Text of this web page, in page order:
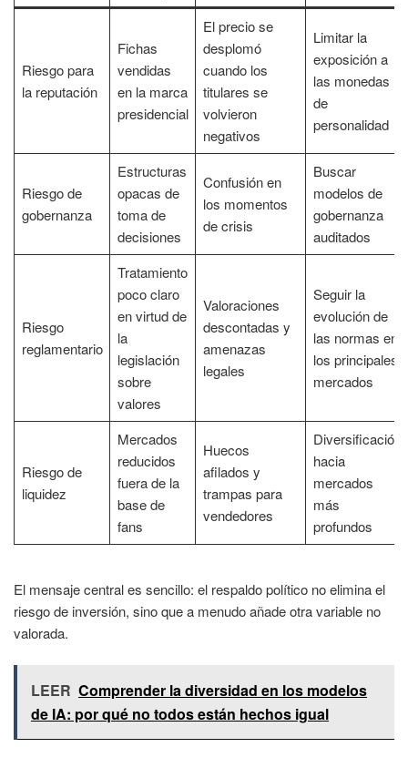
Riesgo para
la reputación
Fichas
vendidas
en la marca
presidencial
El precio se
desplomó
cuando los
titulares se
volvieron
negativos
Limitar la
exposición a
las monedas
de
personalidad
Riesgo de
gobernanza
Estructuras
opacas de
toma de
decisiones
Confusión en
los momentos
de crisis
Buscar
modelos de
gobernanza
auditados
Riesgo
reglamentario
Tratamiento
poco claro
en virtud de
la
legislación
sobre
valores
Valoraciones
descontadas y
amenazas
legales
Seguir la
evolución de
las normas en
los principales
mercados
Riesgo de
liquidez
Mercados
reducidos
fuera de la
base de
fans
Huecos
afilados y
trampas para
vendedores
Diversificación
hacia
mercados
más
profundos
El mensaje central es sencillo: el respaldo político no elimina el
riesgo de inversión, sino que a menudo añade otra variable no
valorada.
LEER Comprender la diversidad en los modelos
de IA: por qué no todos están hechos igual